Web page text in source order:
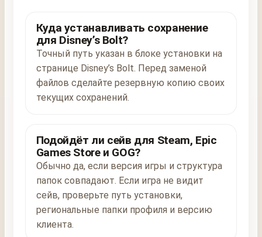
Куда устанавливать сохранение
для Disney’s Bolt?
Точный путь указан в блоке установки на
странице Disney’s Bolt. Перед заменой
файлов сделайте резервную копию своих
текущих сохранений.
Подойдёт ли сейв для Steam, Epic
Games Store и GOG?
Обычно да, если версия игры и структура
папок совпадают. Если игра не видит
сейв, проверьте путь установки,
региональные папки профиля и версию
клиента.